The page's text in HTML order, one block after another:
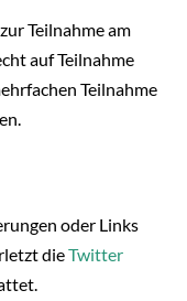
Teilnahme am
auf Teilnahme
Teilnahme
oder Links
dieTwitter